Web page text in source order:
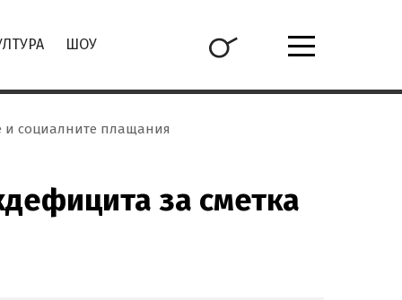
ШОУ
и социалните плащания
за сметка